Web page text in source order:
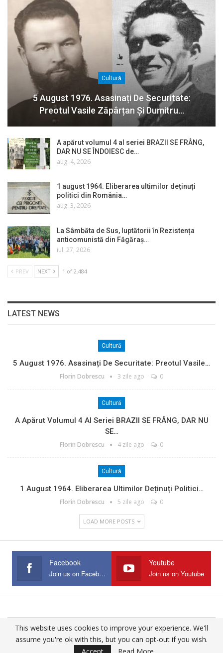
Cultură
5 August 1976. Asasinați De Securitate:
Preotul Vasile Zăpârțan Și Dumitru…
A apărut volumul 4 al seriei BRAZII SE FRÂNG,
DAR NU SE ÎNDOIESC de…
aug. 4, 2026
1 august 1964. Eliberarea ultimilor deținuți
politici din România…
aug. 3, 2026
La Sâmbăta de Sus, luptătorii în Rezistența
anticomunistă din Făgăraș…
iul. 27, 2026
PREV NEXT 1 of 2.484
LATEST NEWS
Cultură
5 August 1976. Asasinați De Securitate: Preotul Vasile…
Florin Dobrescu 3 zile ago 0
Cultură
A Apărut Volumul 4 Al Seriei BRAZII SE FRÂNG, DAR NU
SE…
Florin Dobrescu 4 zile ago 0
Cultură
1 August 1964. Eliberarea Ultimilor Deținuți Politici…
Florin Dobrescu 5 zile ago 0
LOAD MORE POSTS
Facebook
Join us on Facebook
Youtube
Join us on Youtube
© 2025 - All Rights Reserved.
Website Design:
This website uses cookies to improve your experience. We'll
assume you're ok with this, but you can opt-out if you wish.